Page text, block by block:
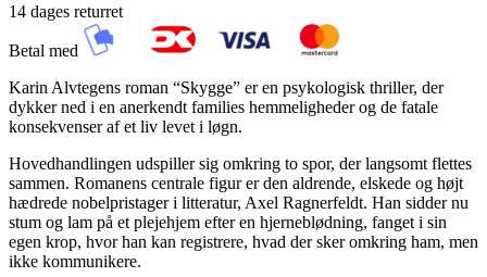
14 dages returret
Betal med
Karin Alvtegens roman “Skygge” er en psykologisk thriller, der
dykker ned i en anerkendt families hemmeligheder og de fatale
konsekvenser af et liv levet i løgn.
Hovedhandlingen udspiller sig omkring to spor, der langsomt flettes
sammen. Romanens centrale figur er den aldrende, elskede og højt
hædrede nobelpristager i litteratur, Axel Ragnerfeldt. Han sidder nu
stum og lam på et plejehjem efter en hjerneblødning, fanget i sin
egen krop, hvor han kan registrere, hvad der sker omkring ham, men
ikke kommunikere.